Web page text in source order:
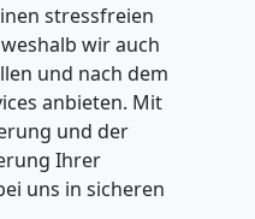
stressfreien
wir auch
und nach dem
anbieten. Mit
und der
Ihrer
uns in sicheren